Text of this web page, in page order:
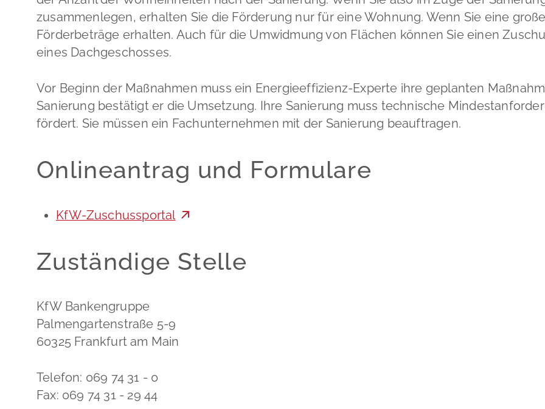
zusammenlegen, erhalten Sie die Förderung nur für eine Wohnung. Wenn Sie eine
Förderbeträge erhalten. Auch für die Umwidmung von Flächen können Sie einen
eines Dachgeschosses.
Vor Beginn der Maßnahmen muss ein Energieeffizienz-Experte ihre geplanten
Sanierung bestätigt er die Umsetzung. Ihre Sanierung muss technische
fördert. Sie müssen ein Fachunternehmen mit der Sanierung beauftragen.
Onlineantrag und Formulare
KfW-Zuschussportal
Zuständige Stelle
KfW Bankengruppe
Palmengartenstraße 5-9
60325 Frankfurt am Main
Telefon: 069 74 31 - 0
Fax: 069 74 31 - 29 44